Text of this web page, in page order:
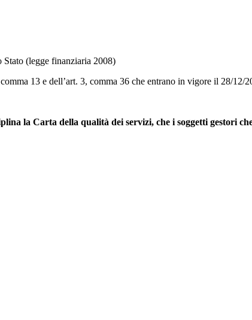
(legge finanziaria 2008)
13 e dell’art. 3, comma 36 che entrano in vigore il 28/12/
la Carta della qualità dei servizi, che i soggetti gestori